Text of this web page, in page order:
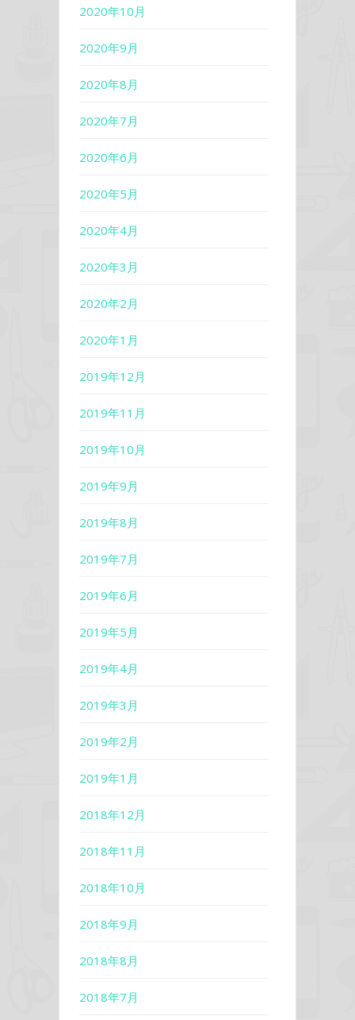
2020年10月
2020年9月
2020年8月
2020年7月
2020年6月
2020年5月
2020年4月
2020年3月
2020年2月
2020年1月
2019年12月
2019年11月
2019年10月
2019年9月
2019年8月
2019年7月
2019年6月
2019年5月
2019年4月
2019年3月
2019年2月
2019年1月
2018年12月
2018年11月
2018年10月
2018年9月
2018年8月
2018年7月